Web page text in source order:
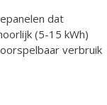
dat
(5-15 kWh)
verbruik